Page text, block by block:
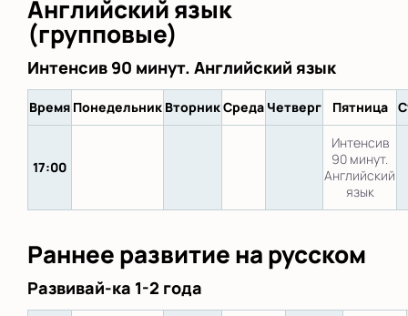
Английский язык
(групповые)
Интенсив 90 минут. Английский язык
Время Понедельник ВторникСреда Четверг Пятница
17:00
Интенсив
90 минут.
Английский
язык
Раннее развитие на русском
Развивай-ка 1-2 года